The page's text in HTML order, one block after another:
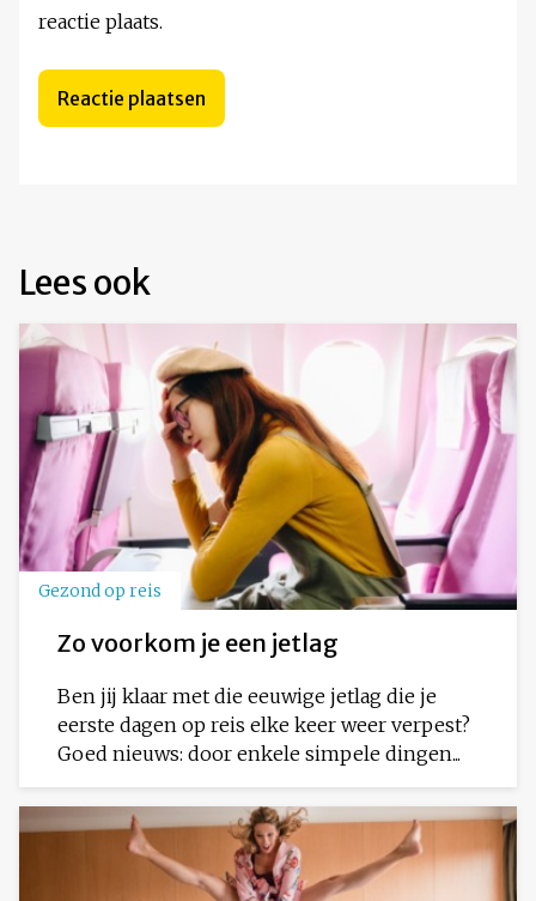
reactie plaats.
Lees ook
Gezond op reis
Zo voorkom je een jetlag
Ben jij klaar met die eeuwige jetlag die je
eerste dagen op reis elke keer weer verpest?
Goed nieuws: door enkele simpele dingen...